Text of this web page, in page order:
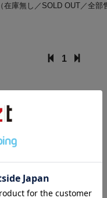
（在庫無し／SOLD OUT／全部
1